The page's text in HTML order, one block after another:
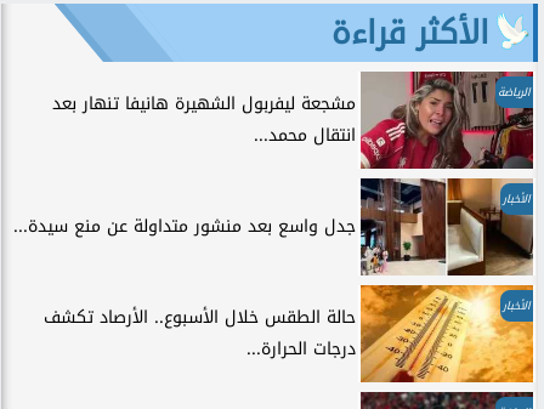
الأكثر قراءة
الرياضة
مشجعة ليفربول الشهيرة هانيفا تنهار بعد
انتقال محمد...
الأخبار
جدل واسع بعد منشور متداولة عن منع سيدة...
الأخبار
حالة الطقس خلال الأسبوع.. الأرصاد تكشف
درجات الحرارة...